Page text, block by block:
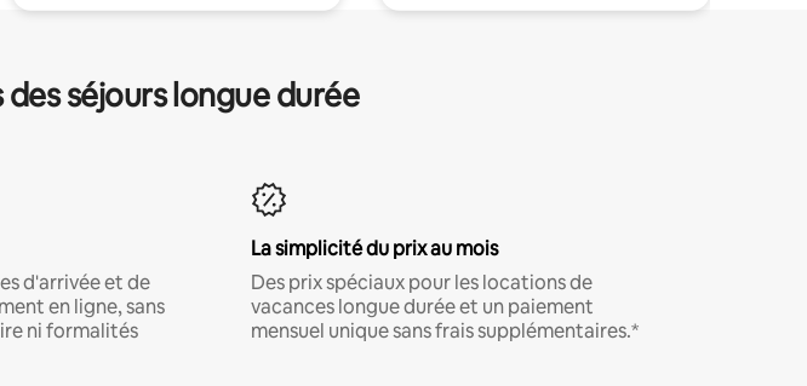
séjours longue durée
d'arrivée et de
en ligne, sans
ni formalités
La simplicité du prix au mois
Des prix spéciaux pour les locations de
vacances longue durée et un paiement
mensuel unique sans frais supplémentaires.*